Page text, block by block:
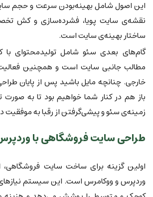
این اصول شامل بهینه‌بودن سرعت و حجم
نقشه‌ی سایت پویا، فشرده‌سازی و کش
ساختار بهینه‌ی سایت است.
گام‌های بعدی سئو شامل تولیدمحتوای
مطالب جانبی سایت است و همچنین
خارجی. چنانچه مایل باشید پس از پایان
باز هم در کنار شما خواهیم بود تا به
زمینه‌ی سئو و پیشی‌گرفتن از رقبا به موفقیت
طراحی سایت فروشگاهی با
اولین گزینه برای ساخت سایت
وردپرس و ووکامرس است. این سیستم